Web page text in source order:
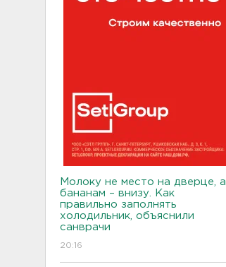
Молоку не место на дверце, а
бананам – внизу. Как
правильно заполнять
холодильник, объяснили
санврачи
20:16